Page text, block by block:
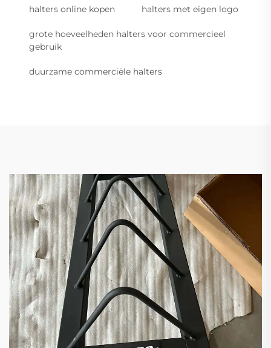
halters online kopen halters met eigen logo
grote hoeveelheden halters voor commercieel
gebruik
duurzame commerciële halters